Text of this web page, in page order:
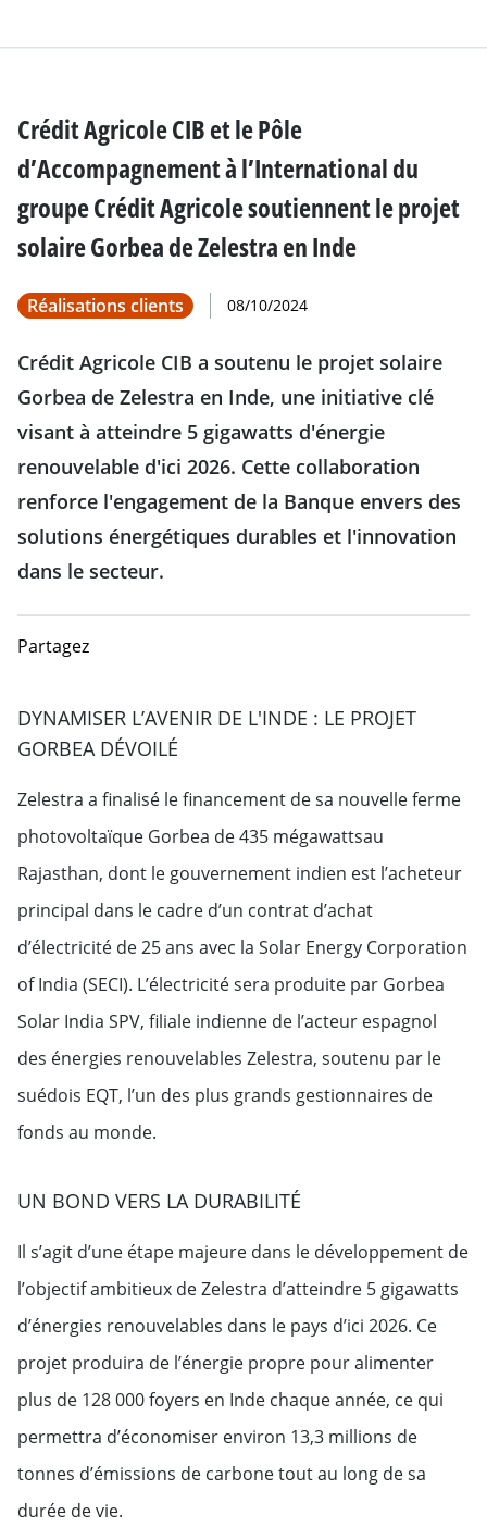
Crédit Agricole CIB et le Pôle
d’Accompagnement à l’International du
groupe Crédit Agricole soutiennent le projet
solaire Gorbea de Zelestra en Inde
Réalisations clients 08/10/2024
Crédit Agricole CIB a soutenu le projet solaire
Gorbea de Zelestra en Inde, une initiative clé
visant à atteindre 5 gigawatts d'énergie
renouvelable d'ici 2026. Cette collaboration
renforce l'engagement de la Banque envers des
solutions énergétiques durables et l'innovation
dans le secteur.
Partagez
DYNAMISER L’AVENIR DE L'INDE : LE PROJET
GORBEA DÉVOILÉ
Zelestra a finalisé le financement de sa nouvelle ferme
photovoltaïque Gorbea de 435 mégawattsau
Rajasthan, dont le gouvernement indien est l’acheteur
principal dans le cadre d’un contrat d’achat
d’électricité de 25 ans avec la Solar Energy Corporation
of India (SECI). L’électricité sera produite par Gorbea
Solar India SPV, filiale indienne de l’acteur espagnol
des énergies renouvelables Zelestra, soutenu par le
suédois EQT, l’un des plus grands gestionnaires de
fonds au monde.
UN BOND VERS LA DURABILITÉ
Il s’agit d’une étape majeure dans le développement de
l’objectif ambitieux de Zelestra d’atteindre 5 gigawatts
d’énergies renouvelables dans le pays d’ici 2026. Ce
projet produira de l’énergie propre pour alimenter
plus de 128 000 foyers en Inde chaque année, ce qui
permettra d’économiser environ 13,3 millions de
tonnes d’émissions de carbone tout au long de sa
durée de vie.